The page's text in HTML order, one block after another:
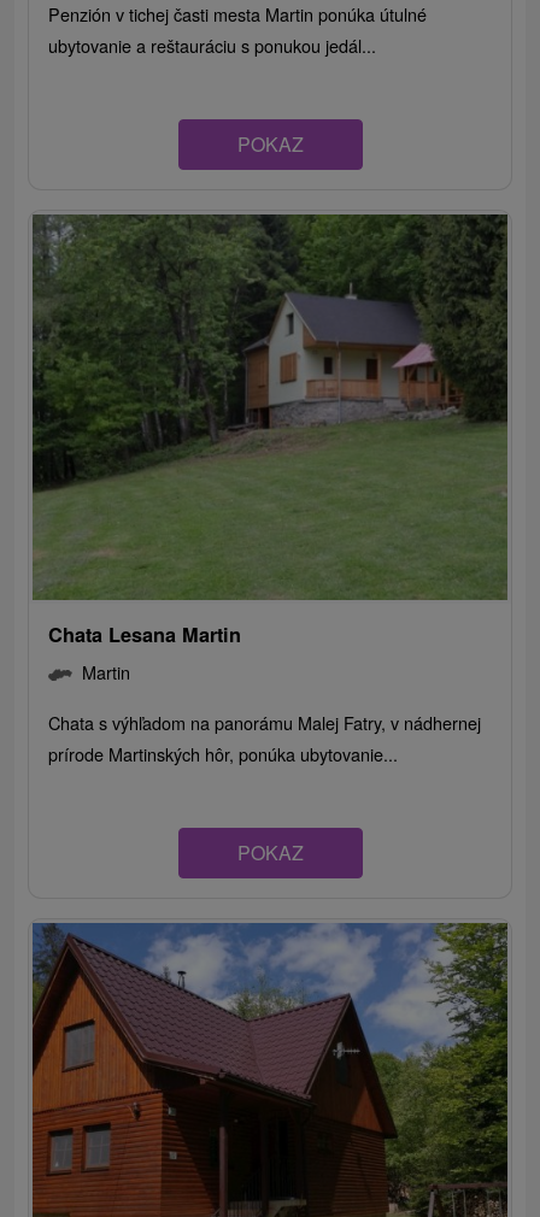
Penzión v tichej časti mesta Martin ponúka útulné
ubytovanie a reštauráciu s ponukou jedál...
POKAZ
Chata Lesana Martin
Martin
Chata s výhľadom na panorámu Malej Fatry, v nádhernej
prírode Martinských hôr, ponúka ubytovanie...
POKAZ